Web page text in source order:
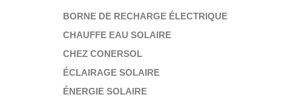
BORNE DE RECHARGE ÉLECTRIQUE
CHAUFFE EAU SOLAIRE
CHEZ CONERSOL
ÉCLAIRAGE SOLAIRE
ÉNERGIE SOLAIRE